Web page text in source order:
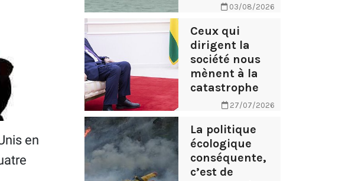
en
03/08/2026
Ceux qui
dirigent la
société nous
mènent à la
catastrophe
27/07/2026
La politique
écologique
conséquente,
c’est de